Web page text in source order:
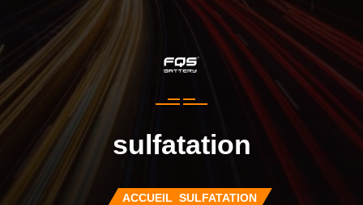
sulfatation
ACCUEIL SULFATATION